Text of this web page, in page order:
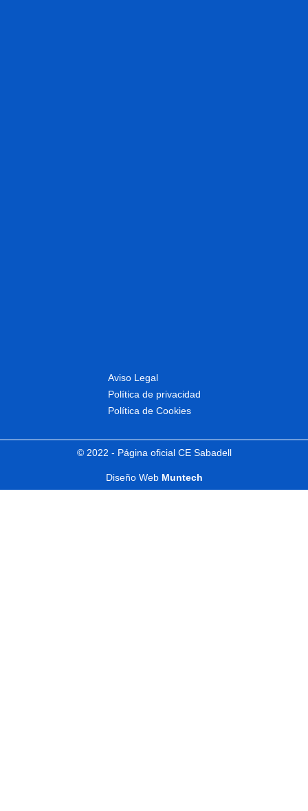
Aviso Legal
Política de privacidad
Política de Cookies
© 2022 - Página oficial CE Sabadell
Diseño Web Muntech